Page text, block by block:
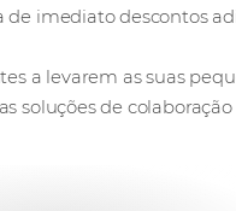
de imediato descontos
a levarem as suas
soluções de colaboração